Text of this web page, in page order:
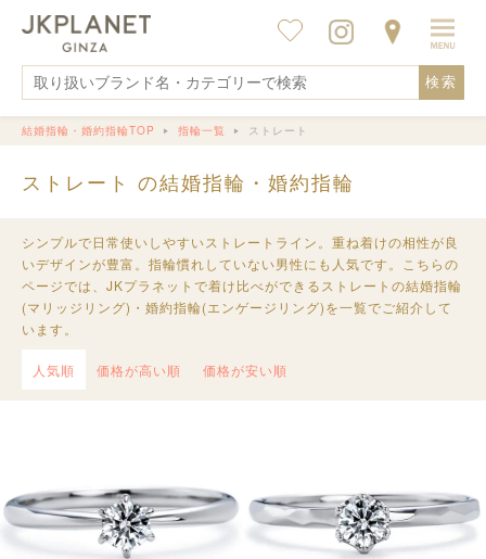
検索
結婚指輪・婚約指輪TOP 指輪一覧 ストレート
ストレート の結婚指輪・婚約指輪
シンプルで日常使いしやすいストレートライン。重ね着けの相性が良
いデザインが豊富。指輪慣れしていない男性にも人気です。こちらの
ページでは、JKプラネットで着け比べができるストレートの結婚指輪
(マリッジリング)・婚約指輪(エンゲージリング)を一覧でご紹介して
います。
人気順 価格が高い順 価格が安い順